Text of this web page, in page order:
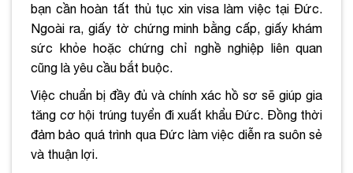
bạn cần hoàn tất thủ tục xin visa làm việc tại Đức.
Ngoài ra, giấy tờ chứng minh bằng cấp, giấy khám
sức khỏe hoặc chứng chỉ nghề nghiệp liên quan
cũng là yêu cầu bắt buộc.
Việc chuẩn bị đầy đủ và chính xác hồ sơ sẽ giúp gia
tăng cơ hội trúng tuyển đi xuất khẩu Đức. Đồng thời
đảm bảo quá trình qua Đức làm việc diễn ra suôn sẻ
và thuận lợi.